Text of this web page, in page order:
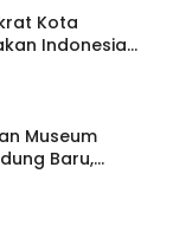
Kota
Indonesia
Agung
Museum
Baru,